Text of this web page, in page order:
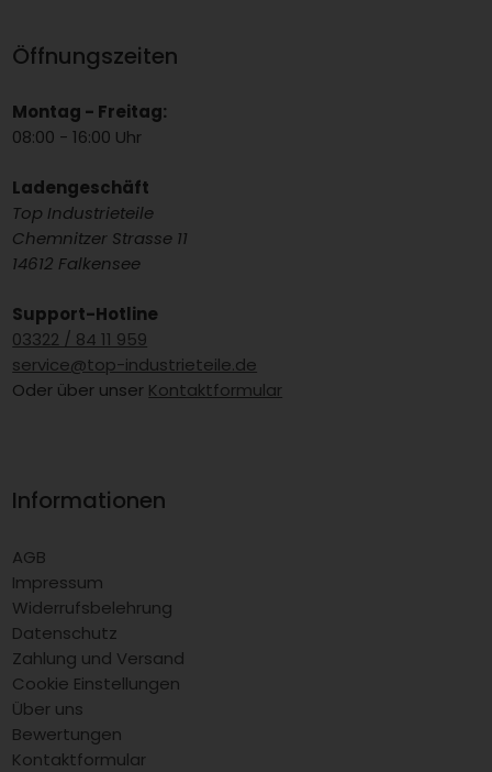
Öffnungszeiten
Montag - Freitag:
08:00 - 16:00 Uhr
Ladengeschäft
Top Industrieteile
Chemnitzer Strasse 11
14612 Falkensee
Support-Hotline
03322 / 84 11 959
service@top-industrieteile.de
Oder über unser Kontaktformular
Informationen
AGB
Impressum
Widerrufsbelehrung
Datenschutz
Zahlung und Versand
Cookie Einstellungen
Über uns
Bewertungen
Kontaktformular